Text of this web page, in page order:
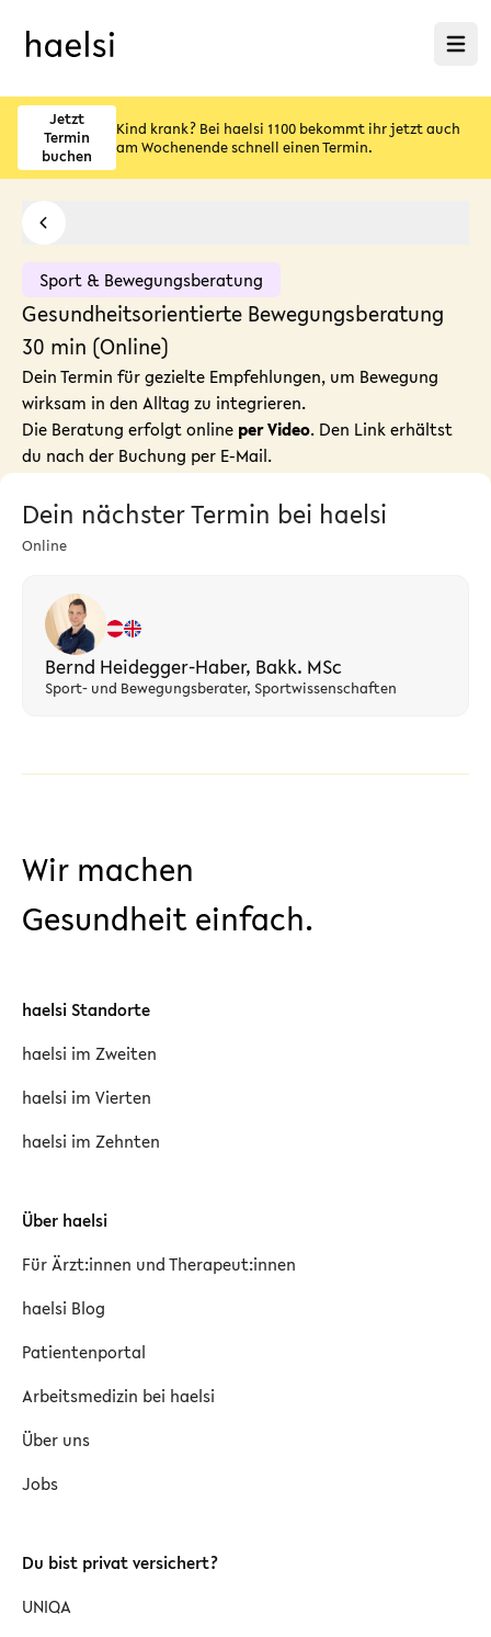
Menü
Jetzt
Termin
buchen
Kind krank? Bei haelsi 1100 bekommt ihr jetzt auch
am Wochenende schnell einen Termin.
Sport & Bewegungsberatung
Gesundheitsorientierte Bewegungsberatung
30 min (Online)
Dein Termin für gezielte Empfehlungen, um Bewegung
wirksam in den Alltag zu integrieren.
Die Beratung erfolgt online per Video. Den Link erhältst
du nach der Buchung per E-Mail.
Dein nächster Termin bei haelsi
Online
Bernd Heidegger-Haber, Bakk. MSc
Sport- und Bewegungsberater, Sportwissenschaften
Wir machen
Gesundheit einfach.
haelsi Standorte
haelsi im Zweiten
haelsi im Vierten
haelsi im Zehnten
Über haelsi
Für Ärzt:innen und Therapeut:innen
haelsi Blog
Patientenportal
Arbeitsmedizin bei haelsi
Über uns
Jobs
Du bist privat versichert?
UNIQA